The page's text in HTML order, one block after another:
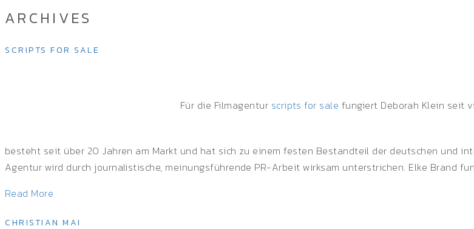
ARCHIVES
SCRIPTS FOR SALE
Für die Filmagentur scripts for sale fungiert Deborah Klein seit
besteht seit über 20 Jahren am Markt und hat sich zu einem festen Bestandteil der deutschen und
Agentur wird durch journalistische, meinungsführende PR-Arbeit wirksam unterstrichen. Elke Brand
Read More
CHRISTIAN MAI